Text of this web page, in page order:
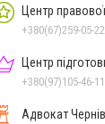
Центр
+380(67)259-05-22
Центр
+380(97)105-46-11
Адвокат